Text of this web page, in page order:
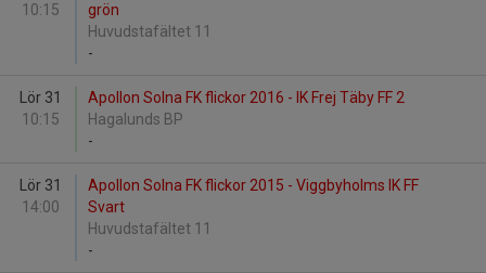
10:15
grön
Huvudstafältet 11
-
Lör 31
10:15
Apollon Solna FK flickor 2016 - IK Frej Täby FF 2
Hagalunds BP
-
Lör 31
14:00
Apollon Solna FK flickor 2015 - Viggbyholms IK FF
Svart
Huvudstafältet 11
-